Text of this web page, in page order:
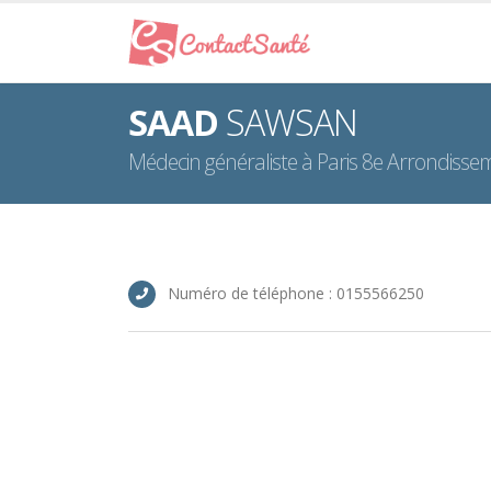
SAAD SAWSAN
Médecin généraliste à Paris 8e
Numéro de téléphone : 0155566250